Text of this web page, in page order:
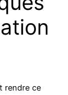
rendre ce